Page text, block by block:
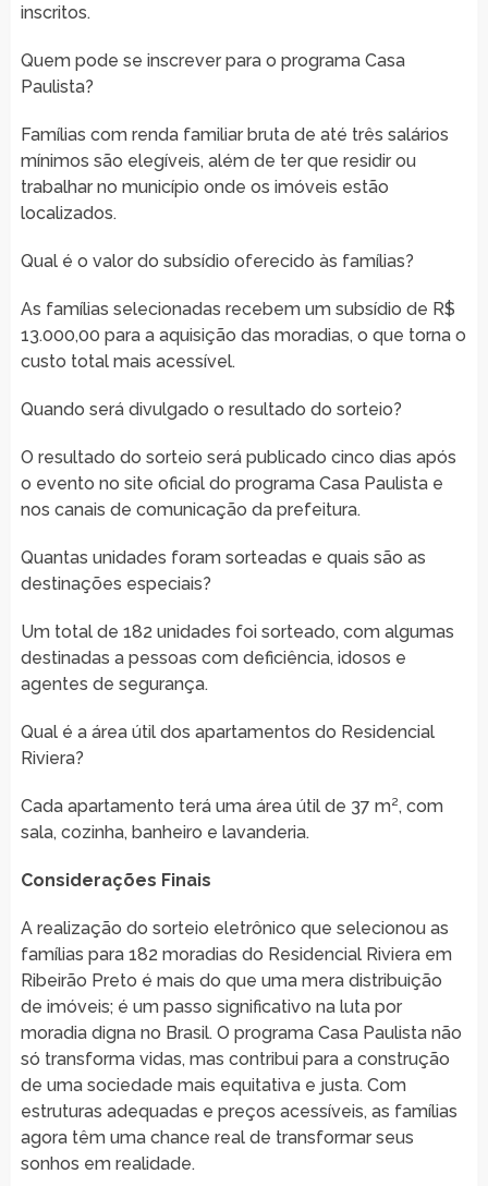
inscritos.
Quem pode se inscrever para o programa Casa
Paulista?
Famílias com renda familiar bruta de até três salários
mínimos são elegíveis, além de ter que residir ou
trabalhar no município onde os imóveis estão
localizados.
Qual é o valor do subsídio oferecido às famílias?
As famílias selecionadas recebem um subsídio de R$
13.000,00 para a aquisição das moradias, o que torna o
custo total mais acessível.
Quando será divulgado o resultado do sorteio?
O resultado do sorteio será publicado cinco dias após
o evento no site oficial do programa Casa Paulista e
nos canais de comunicação da prefeitura.
Quantas unidades foram sorteadas e quais são as
destinações especiais?
Um total de 182 unidades foi sorteado, com algumas
destinadas a pessoas com deficiência, idosos e
agentes de segurança.
Qual é a área útil dos apartamentos do Residencial
Riviera?
Cada apartamento terá uma área útil de 37 m², com
sala, cozinha, banheiro e lavanderia.
Considerações Finais
A realização do sorteio eletrônico que selecionou as
famílias para 182 moradias do Residencial Riviera em
Ribeirão Preto é mais do que uma mera distribuição
de imóveis; é um passo significativo na luta por
moradia digna no Brasil. O programa Casa Paulista não
só transforma vidas, mas contribui para a construção
de uma sociedade mais equitativa e justa. Com
estruturas adequadas e preços acessíveis, as famílias
agora têm uma chance real de transformar seus
sonhos em realidade.